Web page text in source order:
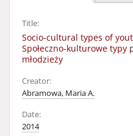
Title:
Socio-cultural types of
Społeczno-kulturowe typy
młodzieży
Creator:
Abramowa, Maria A.
Date:
2014